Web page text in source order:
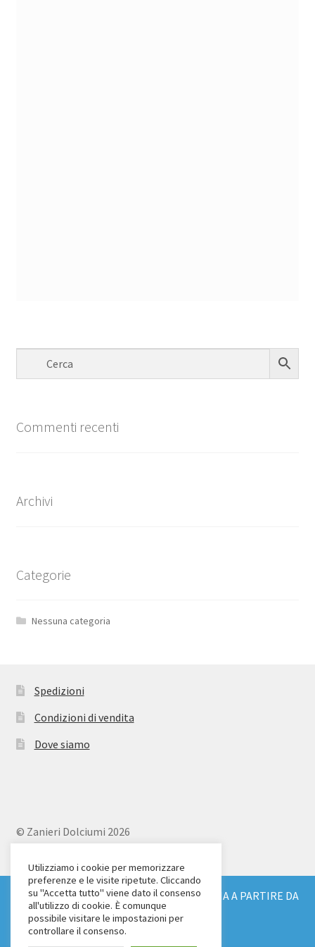
SPEDIZIONE GRATUITA IN TUTTA ITALIA A PARTIRE DA
€ 150
Ignora
Commenti recenti
Archivi
Categorie
Nessuna categoria
Spedizioni
Condizioni di vendita
Dove siamo
© Zanieri Dolciumi 2026
Via Alfieri 18
Scandicci (FI)
Tel. 055 2571707
C.F. e P.IVA: 04904430487
Utilizziamo i cookie per memorizzare
preferenze e le visite ripetute. Cliccando
su "Accetta tutto" viene dato il consenso
all'utilizzo di cookie. È comunque
possibile visitare le impostazioni per
controllare il consenso.